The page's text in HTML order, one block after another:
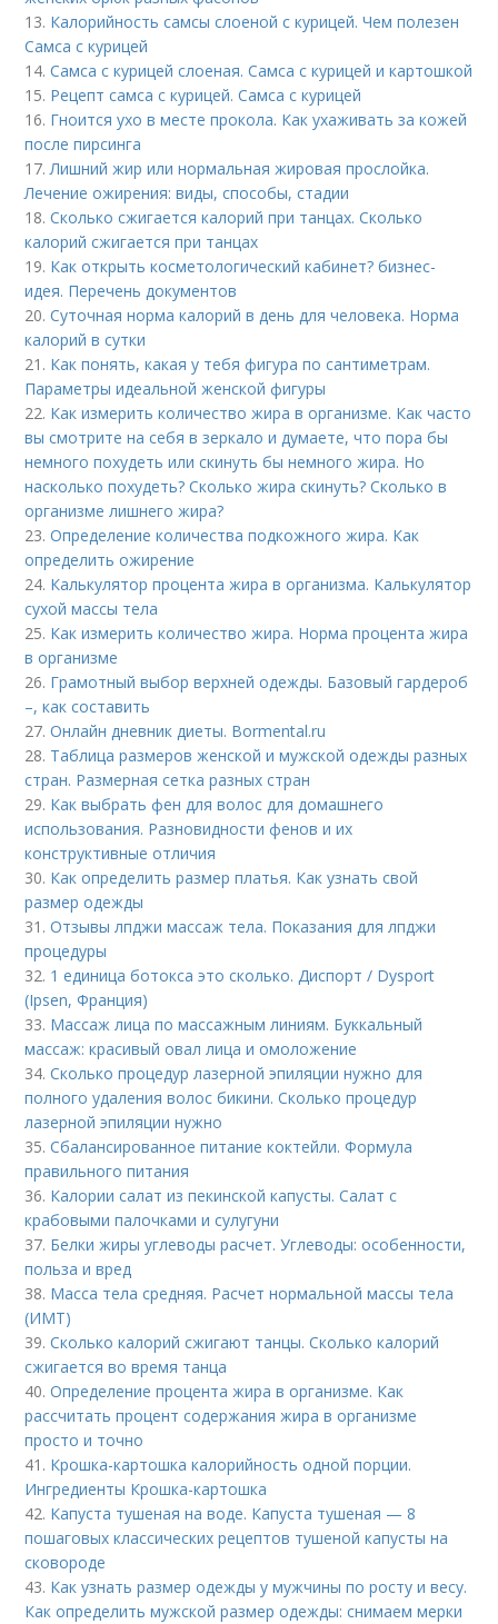
13. Калорийность самсы слоеной с курицей. Чем полезен
Самса с курицей
14.Самса с курицей слоеная. Самса с курицей и картошкой
15. Рецепт самса с курицей. Самса с курицей
16. Гноится ухо в месте прокола. Как ухаживать за кожей
после пирсинга
17.Лишний жир или нормальная жировая прослойка.
Лечение ожирения: виды, способы, стадии
18.Сколько сжигается калорий при танцах. Сколько
калорий сжигается при танцах
19. Как открыть косметологический кабинет? бизнес-
идея. Перечень документов
20.Суточная норма калорий в день для человека. Норма
калорий в сутки
21. Как понять, какая у тебя фигура по сантиметрам.
Параметры идеальной женской фигуры
22. Как измерить количество жира в организме. Как часто
вы смотрите на себя в зеркало и думаете, что пора бы
немного похудеть или скинуть бы немного жира. Но
насколько похудеть? Сколько жира скинуть? Сколько в
организме лишнего жира?
23.Определение количества подкожного жира. Как
определить ожирение
24. Калькулятор процента жира в организма. Калькулятор
сухой массы тела
25. Как измерить количество жира. Норма процента жира
в организме
26. Грамотный выбор верхней одежды. Базовый гардероб
–, как составить
27.Онлайн дневник диеты. Bormental.ru
28. Таблица размеров женской и мужской одежды разных
стран. Размерная сетка разных стран
29. Как выбрать фен для волос для домашнего
использования. Разновидности фенов и их
конструктивные отличия
30. Как определить размер платья. Как узнать свой
размер одежды
31.Отзывы лпджи массаж тела. Показания для лпджи
процедуры
32. 1 единица ботокса это сколько. Диспорт / Dysport
(Ipsen, Франция)
33. Массаж лица по массажным линиям. Буккальный
массаж: красивый овал лица и омоложение
34.Сколько процедур лазерной эпиляции нужно для
полного удаления волос бикини. Сколько процедур
лазерной эпиляции нужно
35.Сбалансированное питание коктейли. Формула
правильного питания
36. Калории салат из пекинской капусты. Салат с
крабовыми палочками и сулугуни
37. Белки жиры углеводы расчет. Углеводы: особенности,
польза и вред
38. Масса тела средняя. Расчет нормальной массы тела
(ИМТ)
39.Сколько калорий сжигают танцы. Сколько калорий
сжигается во время танца
40.Определение процента жира в организме. Как
рассчитать процент содержания жира в организме
просто и точно
41. Крошка-картошка калорийность одной порции.
Ингредиенты Крошка-картошка
42. Капуста тушеная на воде. Капуста тушеная — 8
пошаговых классических рецептов тушеной капусты на
сковороде
43. Как узнать размер одежды у мужчины по росту и весу.
Как определить мужской размер одежды: снимаем мерки